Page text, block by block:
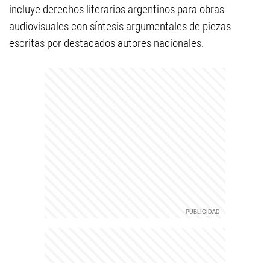
incluye derechos literarios argentinos para obras
audiovisuales con síntesis argumentales de piezas
escritas por destacados autores nacionales.